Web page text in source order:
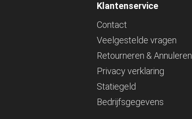
Klantenservice
Contact
Veelgestelde vragen
Retourneren & Annuleren
Privacy verklaring
Statiegeld
Bedrijfsgegevens